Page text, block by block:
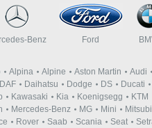
Benz Ford
Alpina Alpine Aston Martin
Audi
DAF Daihatsu Dodge DS
Ducati
Kawasaki Kia Koenigsegg
KTM
Mercedes-Benz MG Mini
Rover Saab Scania Seat